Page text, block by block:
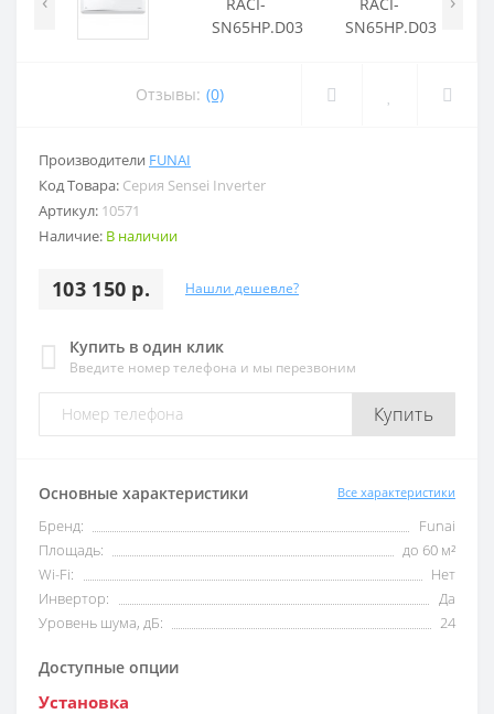
Отзывы: (0)
Производители FUNAI
Код Товара: Серия Sensei Inverter
Артикул: 10571
Наличие: В наличии
103 150 р. Нашли дешевле?
Купить в один клик
Введите номер телефона и мы перезвоним
Купить
Основные характеристики Все характеристики
Бренд:
Funai
Площадь:
до 60 м²
Wi-Fi:
Нет
Инвертор:
Да
Уровень шума, дБ:
24
Доступные опции
Установка